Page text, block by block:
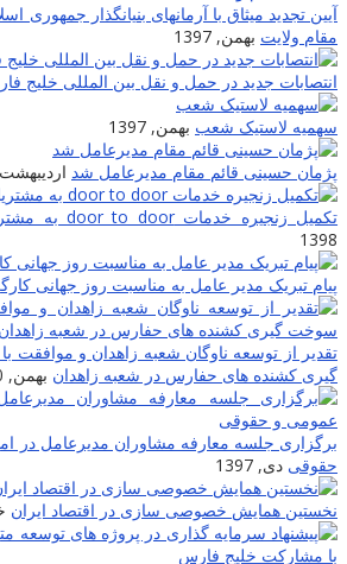
آیین تجدید میثاق با آرمانهای بنیانگذار جمهوری
مقام ولایت بهمن, 1397
انتصابات جدید در حمل و نقل بین المللی خلیج
سهمیه لاستیک شعب بهمن, 1397
پژمان حسینی قائم مقام مدیرعامل شد اردیبهشت,
تکمیل زنجیره خدمات door to door به مشتریان بین المللى
1398
پیام تبریک مدیر عامل به مناسبت روز جهانی
تقدیر از توسعه ناوگان شعبه زاهدان و موافقت
گیری کشنده های حفارس در شعبه زاهدان بهمن, 1400
برگزاری جلسه معارفه مشاوران مدیرعامل در
حقوقی دی, 1397
نخستین همایش خصوصی سازی در اقتصاد ایران